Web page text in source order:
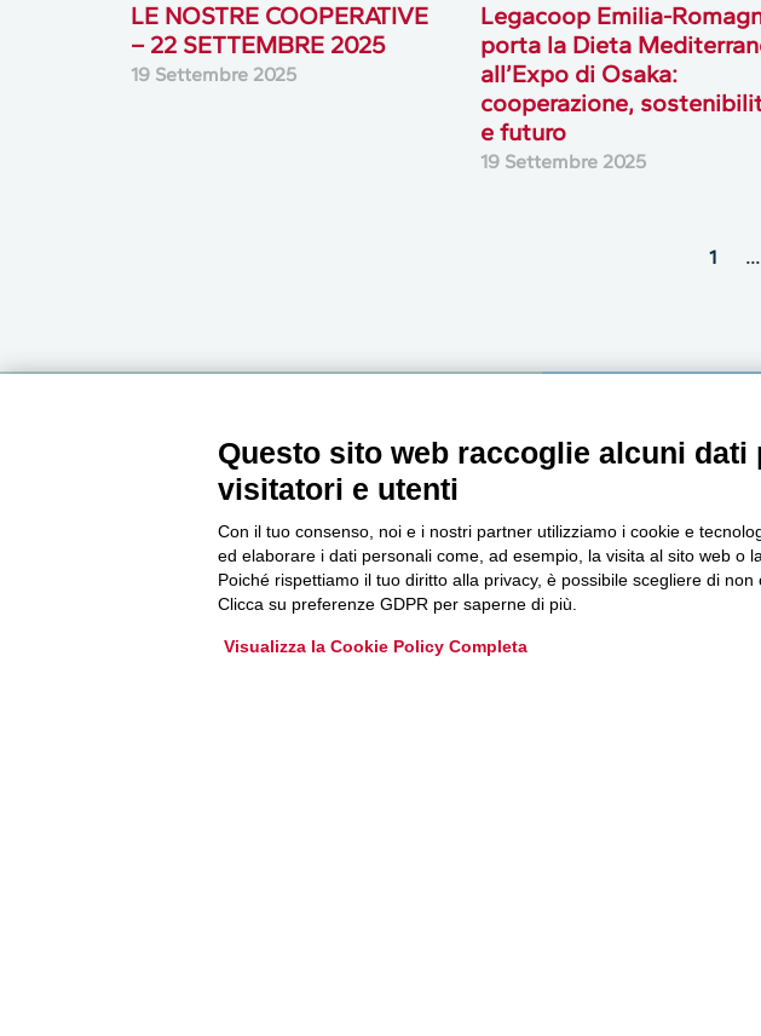
LE NOSTRE COOPERATIVE
– 22 SETTEMBRE 2025
19 Settembre 2025
Legacoop Emilia-
porta la Dieta
all’Expo di Osaka:
cooperazione,
e futuro
19 Settembre 2025
1 …
Newsletter
Informazioni per restare sempre aggiornati sul
mondo della cooperazione.
Guarda i nostri
Questo sito web raccoglie alcuni dati
visitatori e utenti
Con il tuo consenso, noi e i nostri partner utilizziamo i cookie e
ed elaborare i dati personali come, ad esempio, la visita al sito web o
Poiché rispettiamo il tuo diritto alla privacy, è possibile scegliere di non
Clicca su preferenze GDPR per saperne di più.
Visualizza la Cookie Policy Completa